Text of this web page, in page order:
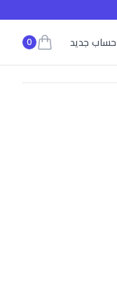
حساب جديد 0
view bag